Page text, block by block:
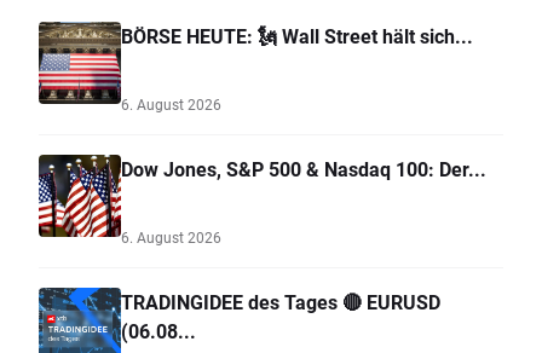
BÖRSE HEUTE: 🗽 Wall Street hält sich...
6. August 2026
Dow Jones, S&P 500 & Nasdaq 100: Der...
6. August 2026
TRADINGIDEE des Tages 🔴 EURUSD
(06.08...